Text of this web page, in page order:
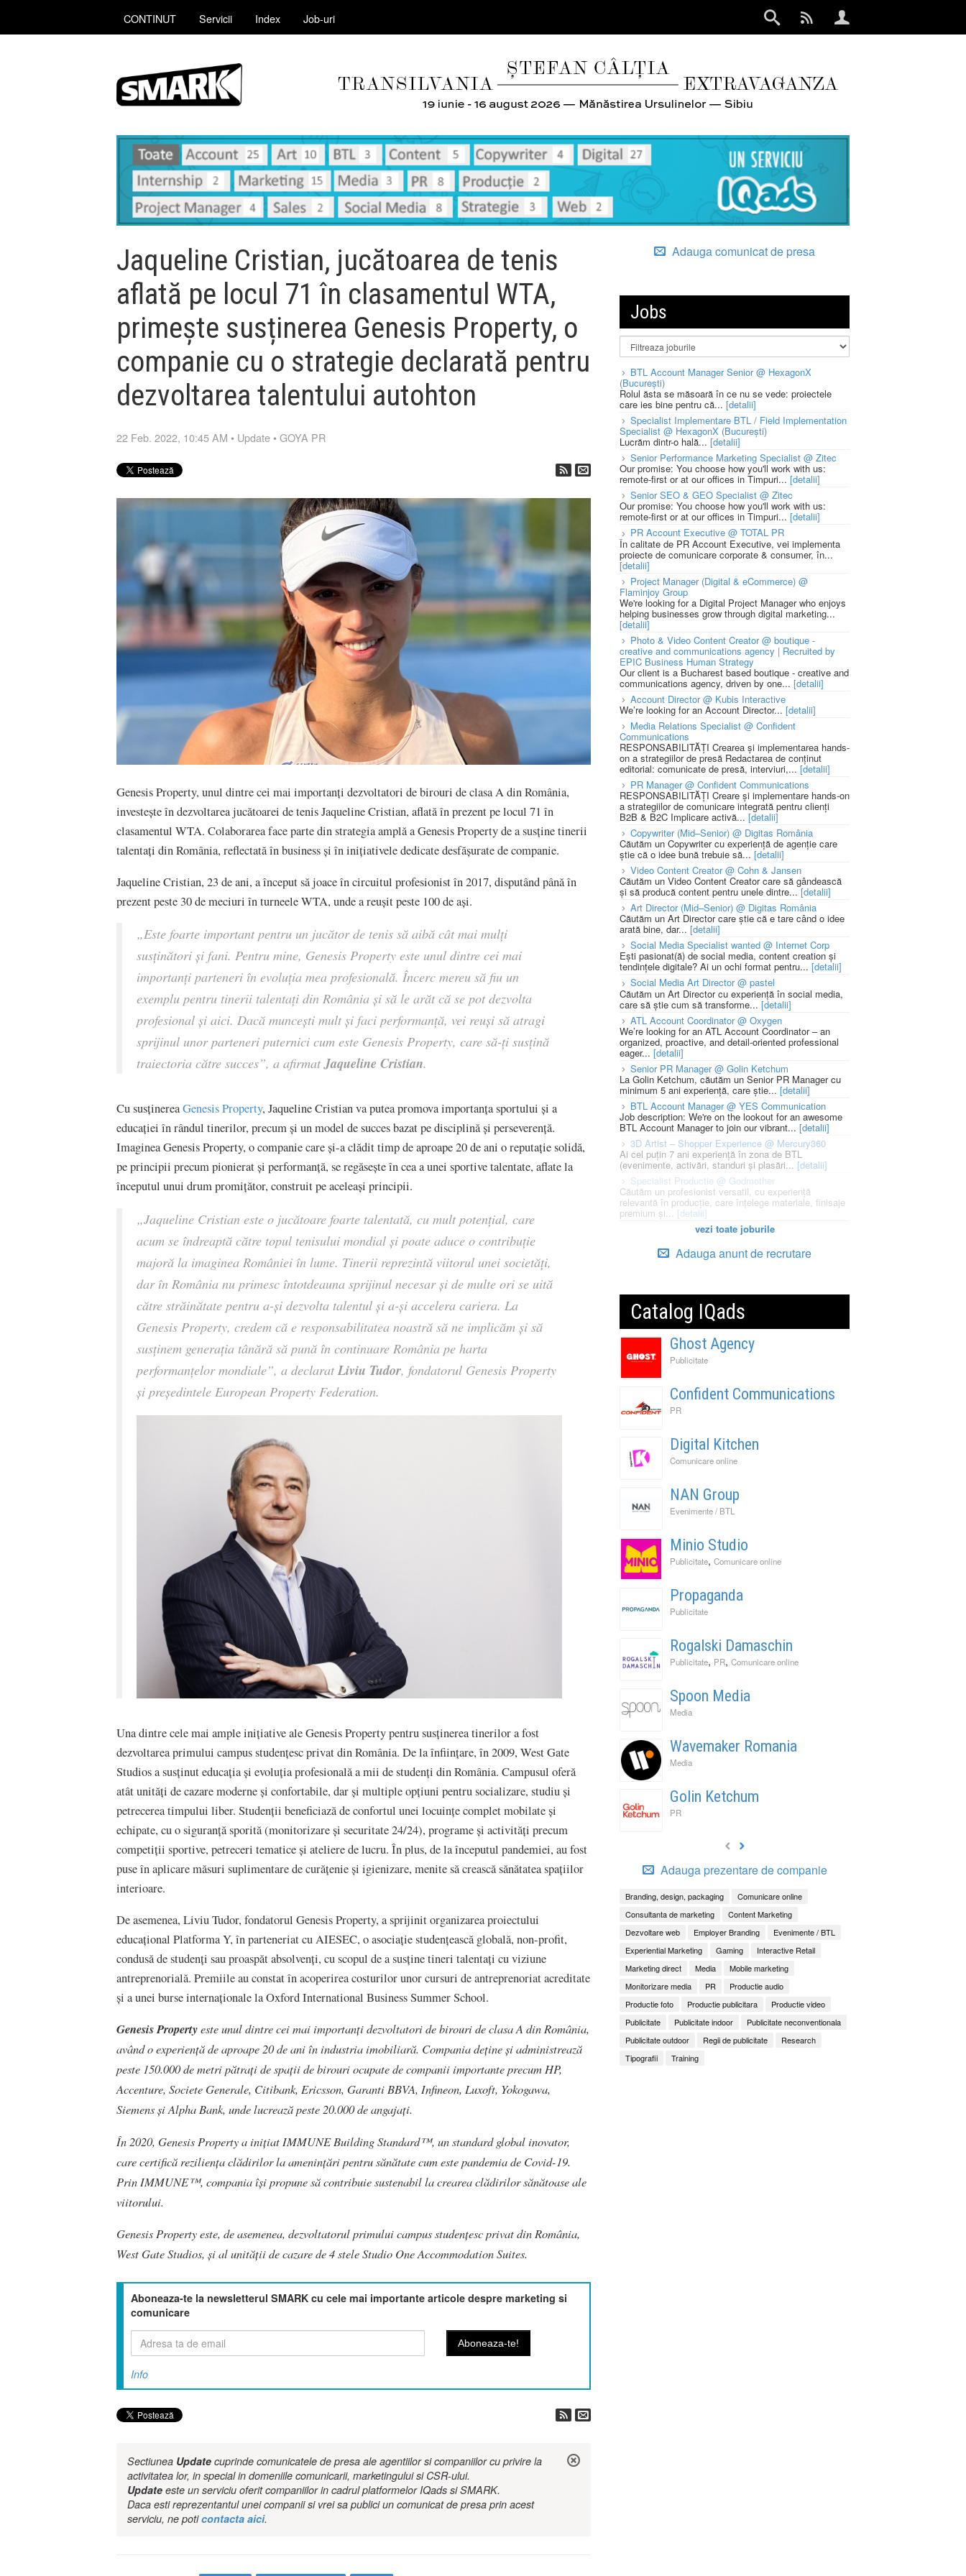
CONTINUT Servicii Index Job-uri
Jaqueline Cristian, jucătoarea de tenis
aflată pe locul 71 în clasamentul WTA,
primește susținerea Genesis Property, o
companie cu o strategie declarată pentru
dezvoltarea talentului autohton
22 Feb. 2022, 10:45 AM • Update •GOYA PR
Genesis Property, unul dintre cei mai importanți dezvoltatori de birouri de clasa A din România,
investește în dezvoltarea jucătoarei de tenis Jaqueline Cristian, aflată în prezent pe locul 71 în
clasamentul WTA. Colaborarea face parte din strategia amplă a Genesis Property de a susține tinerii
talentați din România, reflectată în business și în inițiativele dedicate desfășurate de companie.
Jaqueline Cristian, 23 de ani, a început să joace în circuitul profesionist în 2017, disputând până în
prezent peste 30 de meciuri în turneele WTA, unde a reușit peste 100 de ași.
„Este foarte important pentru un jucător de tenis să aibă cât mai mulți
susținători și fani. Pentru mine, Genesis Property este unul dintre cei mai
importanți parteneri în evoluția mea profesională. Încerc mereu să fiu un
exemplu pentru tinerii talentați din România și să le arăt că se pot dezvolta
profesional și aici. Dacă muncești mult și faci performanță, vei reuși să atragi
sprijinul unor parteneri puternici cum este Genesis Property, care să-ți susțină
traiectoria către succes”, a afirmatJaqueline Cristian.
Cu susținereaGenesis Property, Jaqueline Cristian va putea promova importanța sportului și a
educației în rândul tinerilor, precum și un model de succes bazat pe disciplină și perseverență.
Imaginea Genesis Property, o companie care și-a clădit timp de aproape 20 de ani o reputație solidă,
pe principii precum pionierat și performanță, se regăsește în cea a unei sportive talentate, aflate la
începutul unui drum promițător, construit pe aceleași principii.
„Jaqueline Cristian este o jucătoare foarte talentată, cu mult potențial, care
acum se îndreaptă către topul tenisului mondial și poate aduce o contribuție
majoră la imaginea României în lume. Tinerii reprezintă viitorul unei societăți,
dar în România nu primesc întotdeauna sprijinul necesar și de multe ori se uită
către străinătate pentru a-și dezvolta talentul și a-și accelera cariera. La
Genesis Property, credem că e responsabilitatea noastră să ne implicăm și să
susținem generația tânără să pună în continuare România pe harta
performanțelor mondiale”, a declarat Liviu Tudor, fondatorul Genesis Property
și președintele European Property Federation.
Una dintre cele mai ample inițiative ale Genesis Property pentru susținerea tinerilor a fost
dezvoltarea primului campus studențesc privat din România. De la înființare, în 2009, West Gate
Studios a susținut educația și evoluția profesională a mii de studenți din România. Campusul oferă
atât unități de cazare moderne și confortabile, dar și multiple opțiuni pentru socializare, studiu și
petrecerea timpului liber. Studenții beneficiază de confortul unei locuințe complet mobilate și
echipate, cu o siguranță sporită (monitorizare și securitate 24/24), programe și activități precum
competiții sportive, petreceri tematice și ateliere de lucru. În plus, de la începutul pandemiei, au fost
puse în aplicare măsuri suplimentare de curățenie și igienizare, menite să crească sănătatea spațiilor
interioare.
De asemenea, Liviu Tudor, fondatorul Genesis Property, a sprijinit organizarea proiectului
educațional Platforma Y, în parteneriat cu AIESEC, o asociație studențească globală, non-profit,
condusă de studenți sau proaspăt absolvenți, cu scopul de a susține tineri talentați cu viziune
antreprenorială. Premiile au constat în acoperirea costurilor unor cursuri de antreprenoriat acreditate
și a unei burse internaționale la Oxford International Business Summer School.
Genesis Propertyeste unul dintre cei mai importanți dezvoltatori de birouri de clasa A din România,
având o experiență de aproape 20 de ani în industria imobiliară. Compania deține și administrează
peste 150.000 de metri pătrați de spații de birouri ocupate de companii importante precum HP,
Accenture, Societe Generale, Citibank, Ericsson, Garanti BBVA, Infineon, Luxoft, Yokogawa,
Siemens și Alpha Bank, unde lucrează peste 20.000 de angajați.
În 2020, Genesis Property a inițiat IMMUNE Building Standard™, un standard global inovator,
care certifică reziliența clădirilor la amenințări pentru sănătate cum este pandemia de Covid-19.
Prin IMMUNE™, compania își propune să contribuie sustenabil la crearea clădirilor sănătoase ale
viitorului.
Genesis Property este, de asemenea, dezvoltatorul primului campus studențesc privat din România,
West Gate Studios, și al unității de cazare de 4 stele Studio One Accommodation Suites.
Aboneaza-te la newsletterul SMARK cu cele mai importante articole despre marketing si
comunicare
Info
Sectiunea Update cuprinde comunicatele de presa ale agentiilor si companiilor cu privire la
activitatea lor, in special in domeniile comunicarii, marketingului si CSR-ului.
Update este un serviciu oferit companiilor in cadrul platformelor IQads si SMARK.
Daca esti reprezentantul unei companii si vrei sa publici un comunicat de presa prin acest
serviciu, ne poticontacta aici.
Adauga comunicat de presa
Jobs
BTL Account Manager Senior @ HexagonX
(București)
Rolul ăsta se măsoară în ce nu se vede: proiectele
care ies bine pentru că... [detalii]
Specialist Implementare BTL / Field Implementation
Specialist @ HexagonX (București)
Lucrăm dintr-o hală... [detalii]
Senior Performance Marketing Specialist @ Zitec
Our promise: You choose how you'll work with us:
remote-first or at our offices in Timpuri... [detalii]
Senior SEO & GEO Specialist @ Zitec
Our promise: You choose how you'll work with us:
remote-first or at our offices in Timpuri... [detalii]
PR Account Executive @ TOTAL PR
În calitate de PR Account Executive, vei implementa
proiecte de comunicare corporate & consumer, în...
[detalii]
Project Manager (Digital & eCommerce) @
Flaminjoy Group
We're looking for a Digital Project Manager who enjoys
helping businesses grow through digital marketing...
[detalii]
Photo & Video Content Creator @ boutique -
creative and communications agency | Recruited by
EPIC Business Human Strategy
Our client is a Bucharest based boutique - creative and
communications agency, driven by one... [detalii]
Account Director @ Kubis Interactive
We’re looking for an Account Director... [detalii]
Media Relations Specialist @ Confident
Communications
RESPONSABILITĂȚI Crearea și implementarea hands-
on a strategiilor de presă Redactarea de conținut
editorial: comunicate de presă, interviuri,... [detalii]
PR Manager @ Confident Communications
RESPONSABILITĂȚI Creare și implementare hands-on
a strategiilor de comunicare integrată pentru clienți
B2B & B2C Implicare activă... [detalii]
Copywriter (Mid–Senior) @ Digitas România
Căutăm un Copywriter cu experiență de agenție care
știe că o idee bună trebuie să... [detalii]
Video Content Creator @ Cohn & Jansen
Căutăm un Video Content Creator care să gândească
și să producă content pentru unele dintre... [detalii]
Art Director (Mid–Senior) @ Digitas România
Căutăm un Art Director care știe că e tare când o idee
arată bine, dar... [detalii]
Social Media Specialist wanted @ Internet Corp
Ești pasionat(ă) de social media, content creation și
tendințele digitale? Ai un ochi format pentru... [detalii]
Social Media Art Director @ pastel
Căutăm un Art Director cu experiență în social media,
care să știe cum să transforme... [detalii]
ATL Account Coordinator @ Oxygen
We’re looking for an ATL Account Coordinator – an
organized, proactive, and detail-oriented professional
eager... [detalii]
Senior PR Manager @ Golin Ketchum
La Golin Ketchum, căutăm un Senior PR Manager cu
minimum 5 ani experiență, care știe... [detalii]
BTL Account Manager @ YES Communication
Job description: We're on the lookout for an awesome
BTL Account Manager to join our vibrant... [detalii]
3D Artist – Shopper Experience @ Mercury360
Ai cel puțin 7 ani experiență în zona de BTL
(evenimente, activări, standuri și plasări... [detalii]
Specialist Productie @ Godmother
Căutăm un profesionist versatil, cu experiență
relevantă în producție, care înțelege materiale, finisaje
premium și... [detalii]
vezi toate joburile
Adauga anunt de recrutare
Catalog IQads
Ghost Agency
Publicitate
Confident Communications
PR
Digital Kitchen
Comunicare online
NAN Group
Evenimente / BTL
Minio Studio
Publicitate, Comunicare online
Propaganda
Publicitate
Rogalski Damaschin
Publicitate, PR, Comunicare online
Spoon Media
Media
Wavemaker Romania
Media
Golin Ketchum
PR
Adauga prezentare de companie
Branding, design, packaging
Comunicare online
Consultanta de marketing
Content Marketing
Dezvoltare web
Employer Branding
Evenimente / BTL
Experiential Marketing
Gaming
Interactive Retail
Marketing direct
Media
Mobile marketing
Monitorizare media
PR
Productie audio
Productie foto
Productie publicitara
Productie video
Publicitate
Publicitate indoor
Publicitate neconventionala
Publicitate outdoor
Regii de publicitate
Research
Tipografii
Training